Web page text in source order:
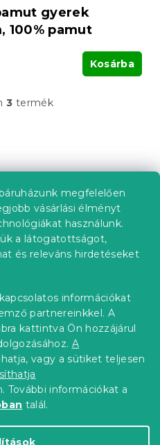
megfelelően
vásárlási élményt
használunk.
a látogatottságot,
és releváns hirdetéseket
információkat
partnereinkkel. A
kattintva Ön hozzájárul
A
vagy a sütiket teljesen
További információkat a
talál.
gyerek
100% pamut
Kosárba
L
a
i
r
á
n
y
í
t
e
l
e
m
e
i
3 termék